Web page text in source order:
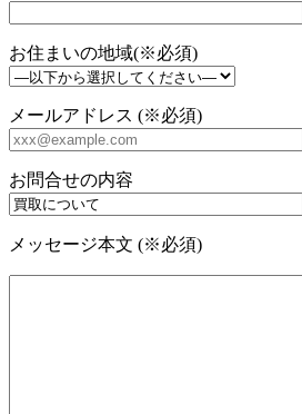
お住まいの地域(※必須)
メールアドレス (※必須)
お問合せの内容
メッセージ本文 (※必須)